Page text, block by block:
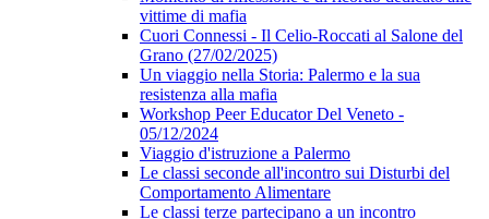
vittime di mafia
Cuori Connessi - Il Celio-Roccati al Salone del
Grano (27/02/2025)
Un viaggio nella Storia: Palermo e la sua
resistenza alla mafia
Workshop Peer Educator Del Veneto -
05/12/2024
Viaggio d'istruzione a Palermo
Le classi seconde all'incontro sui Disturbi del
Comportamento Alimentare
Le classi terze partecipano a un incontro